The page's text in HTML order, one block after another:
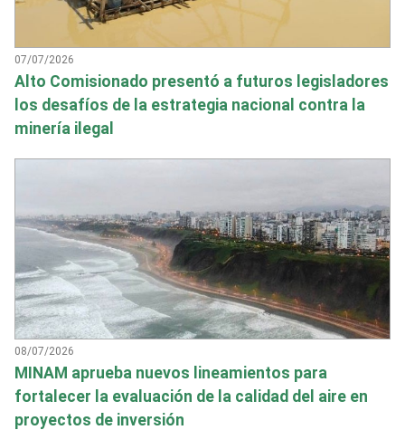
07/07/2026
Alto Comisionado presentó a futuros legisladores
los desafíos de la estrategia nacional contra la
minería ilegal
08/07/2026
MINAM aprueba nuevos lineamientos para
fortalecer la evaluación de la calidad del aire en
proyectos de inversión